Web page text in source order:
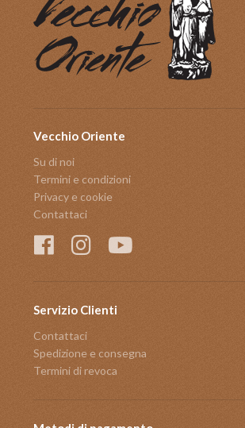
Vecchio Oriente
Su di noi
Termini e condizioni
Privacy e cookie
Contattaci
Servizio Clienti
Contattaci
Spedizione e consegna
Termini di revoca